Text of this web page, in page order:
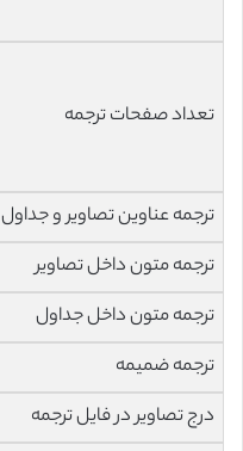
تعداد صفحات ترجمه
ترجمه عناوین تصاویر و جداول
ترجمه متون داخل تصاویر
ترجمه متون داخل جداول
ترجمه ضمیمه
درج تصاویر در فایل ترجمه